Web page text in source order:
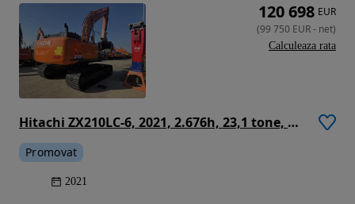
Hitachi ZX210LC-6, 2021, 2.676h, 23,1 tone, CUPLA RAPIDA HIDRAULICA, cupa 1,3mc, 3 pompe hidr, inst picon, camera spate si laterale, antifurt, latime 2,99m, ad sapare 7m, cons mediu 12l/h, lant 90% ok, posibil leasing-STARE CA NOU-PROMOTIE 99.750 Eur+Tva
Promovat
2021
120 698 EUR
(99 750 EUR- net)
Calculeaza rata